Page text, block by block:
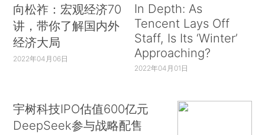
向松祚：宏观经济70
讲，带你了解国内外
经济大局
2022年04月06日
In Depth: As
Tencent Lays Off
Staff, Is Its ‘Winter’
Approaching?
2022年04月01日
宇树科技IPO估值600亿元
DeepSeek参与战略配售